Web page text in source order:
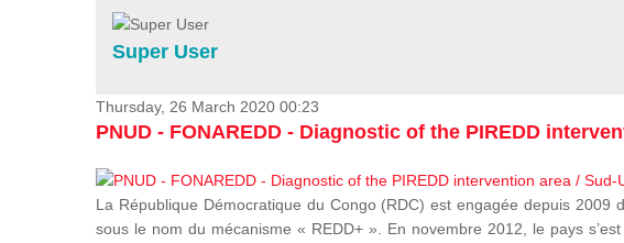
Flooding and Erosion in Kinshasa - Open Cities ...
Super User
Thursday, 26 March 2020 00:23
PNUD - FONAREDD - Diagnostic of the PIREDD
La République Démocratique du Congo (RDC) est engagée depuis
sous le nom du mécanisme « REDD+ ». En novembre 2012, le pays